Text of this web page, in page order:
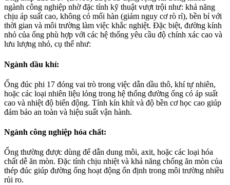
ngành công nghiệp nhờ đặc tính kỹ thuật vượt trội như: khả năng
chịu áp suất cao, không có mối hàn (giảm nguy cơ rò rỉ), bền bỉ với
thời gian và môi trường làm việc khắc nghiệt. Đặc biệt, đường kính
nhỏ của ống phù hợp với các hệ thống yêu cầu độ chính xác cao và
lưu lượng nhỏ, cụ thể như:
Ngành dầu khí:
Ống đúc phi 17 đóng vai trò trong việc dẫn dầu thô, khí tự nhiên,
hoặc các loại nhiên liệu lỏng trong hệ thống đường ống có áp suất
cao và nhiệt độ biến động. Tính kín khít và độ bền cơ học cao giúp
đảm bảo an toàn và hiệu suất vận hành.
Ngành công nghiệp hóa chất:
Ống thường được dùng để dẫn dung môi, axit, hoặc các loại hóa
chất dễ ăn mòn. Đặc tính chịu nhiệt và khả năng chống ăn mòn của
thép đúc giúp đường ống hoạt động ổn định trong môi trường nhiều
rủi ro.